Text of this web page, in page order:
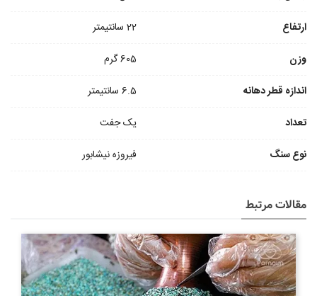
ارتفاع
22 سانتیمتر
وزن
605 گرم
اندازه قطر دهانه
6.5 سانتیمتر
تعداد
یک جفت
نوع سنگ
فیروزه نیشابور
مقالات مرتبط